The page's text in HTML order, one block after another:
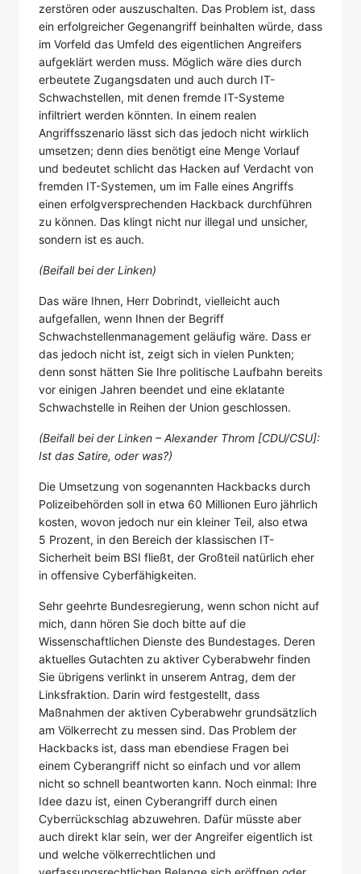
zerstören oder auszuschalten. Das Problem ist, dass
ein erfolgreicher Gegenangriff beinhalten würde, dass
im Vorfeld das Umfeld des eigentlichen Angreifers
aufgeklärt werden muss. Möglich wäre dies durch
erbeutete Zugangsdaten und auch durch IT-
Schwachstellen, mit denen fremde IT-Systeme
infiltriert werden könnten. In einem realen
Angriffsszenario lässt sich das jedoch nicht wirklich
umsetzen; denn dies benötigt eine Menge Vorlauf
und bedeutet schlicht das Hacken auf Verdacht von
fremden IT-Systemen, um im Falle eines Angriffs
einen erfolgversprechenden Hackback durchführen
zu können. Das klingt nicht nur illegal und unsicher,
sondern ist es auch.
(Beifall bei der Linken)
Das wäre Ihnen, Herr Dobrindt, vielleicht auch
aufgefallen, wenn Ihnen der Begriff
Schwachstellenmanagement geläufig wäre. Dass er
das jedoch nicht ist, zeigt sich in vielen Punkten;
denn sonst hätten Sie Ihre politische Laufbahn bereits
vor einigen Jahren beendet und eine eklatante
Schwachstelle in Reihen der Union geschlossen.
(Beifall bei der Linken – Alexander Throm [CDU/CSU]:
Ist das Satire, oder was?)
Die Umsetzung von sogenannten Hackbacks durch
Polizeibehörden soll in etwa 60 Millionen Euro jährlich
kosten, wovon jedoch nur ein kleiner Teil, also etwa
5 Prozent, in den Bereich der klassischen IT-
Sicherheit beim BSI fließt, der Großteil natürlich eher
in offensive Cyberfähigkeiten.
Sehr geehrte Bundesregierung, wenn schon nicht auf
mich, dann hören Sie doch bitte auf die
Wissenschaftlichen Dienste des Bundestages. Deren
aktuelles Gutachten zu aktiver Cyberabwehr finden
Sie übrigens verlinkt in unserem Antrag, dem der
Linksfraktion. Darin wird festgestellt, dass
Maßnahmen der aktiven Cyberabwehr grundsätzlich
am Völkerrecht zu messen sind. Das Problem der
Hackbacks ist, dass man ebendiese Fragen bei
einem Cyberangriff nicht so einfach und vor allem
nicht so schnell beantworten kann. Noch einmal: Ihre
Idee dazu ist, einen Cyberangriff durch einen
Cyberrückschlag abzuwehren. Dafür müsste aber
auch direkt klar sein, wer der Angreifer eigentlich ist
und welche völkerrechtlichen und